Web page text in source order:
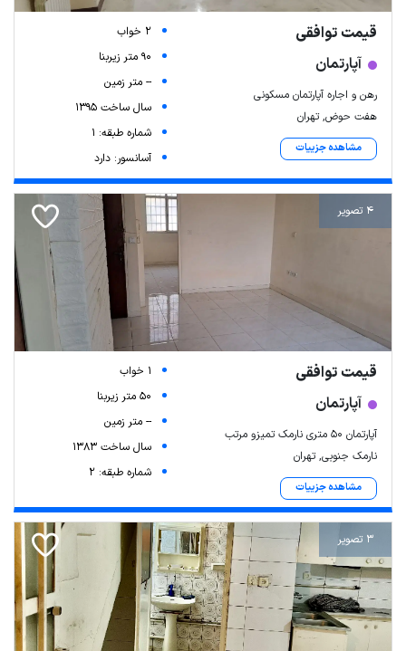
قیمت توافقی
آپارتمان
رهن و اجاره آپارتمان مسکونی
هفت حوض, تهران
مشاهده جزییات
2 خواب
90 متر زیربنا
-- متر زمین
سال ساخت 1395
شماره طبقه: 1
آسانسور: دارد
4 تصویر
قیمت توافقی
آپارتمان
آپارتمان ۵۰ متری نارمک تمیزو مرتب
نارمک جنوبی, تهران
مشاهده جزییات
1 خواب
50 متر زیربنا
-- متر زمین
سال ساخت 1383
شماره طبقه: 2
3 تصویر